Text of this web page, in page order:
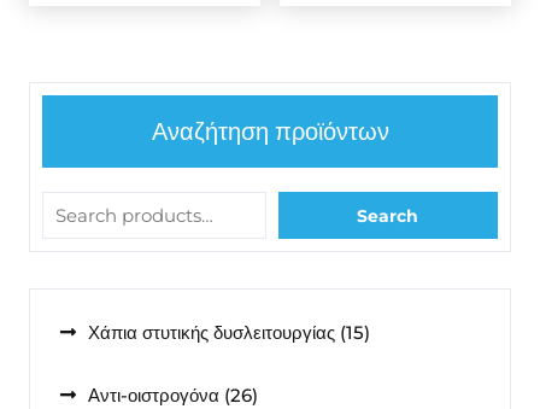
Αναζήτηση προϊόντων
Search
Χάπια στυτικής δυσλειτουργίας 1515
Αντι-οιστρογόνα 2626